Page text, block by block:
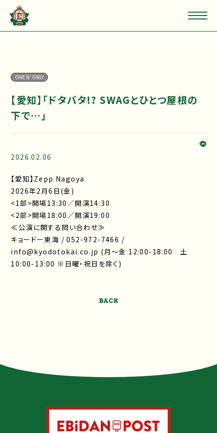
ONE N' ONLY
【愛知】「ドタバタ!? SWAGとひとつ屋根の
下で⋯」
2026.02.06
【愛知】Zepp Nagoya
2026年2月6日(金)
<1部>開場13:30／開演14:30
<2部>開場18:00／開演19:00
≪公演に関する問い合わせ≫
キョードー東海 / 052-972-7466 /
info@kyodotokai.co.jp (月～金 12:00-18:00 土
10:00-13:00 ※⽇曜・祝⽇を除く)
BACK